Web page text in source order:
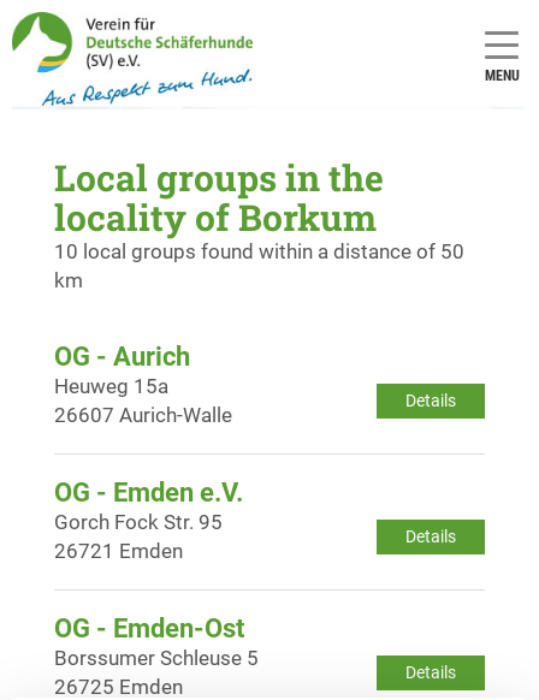
MENU
Local groups in the
locality of Borkum
10 local groups found within a distance of 50
km
OG - Aurich
Details
Heuweg 15a
26607 Aurich-Walle
OG - Emden e.V.
Details
Gorch Fock Str. 95
26721 Emden
OG - Emden-Ost
Details
Borssumer Schleuse 5
26725 Emden